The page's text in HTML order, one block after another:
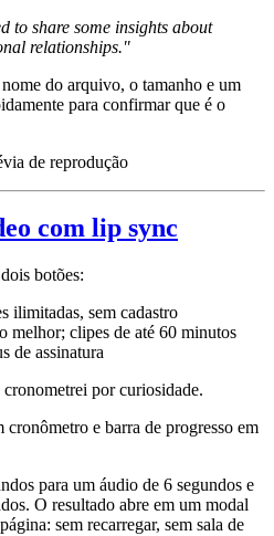
to share some insights about
relationships."
do arquivo, o tamanho e um
para confirmar que é o
com lip sync
botões:
ilimitadas, sem cadastro
melhor; clipes de até 60 minutos
de assinatura
cronometrei por curiosidade.
para um áudio de 6 segundos e
O resultado abre em um modal
sem recarregar, sem sala de